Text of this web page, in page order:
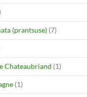
(prantsuse) (7)
Chateaubriand (1)
(1)